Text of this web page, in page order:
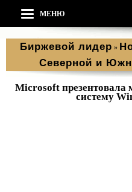
МЕНЮ
Биржевой лидер »
Северной и
Microsoft
систему